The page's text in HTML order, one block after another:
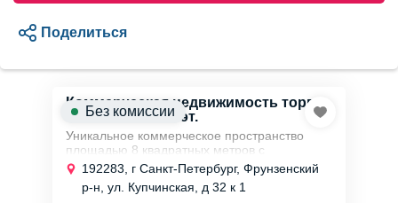
Поделиться
Коммерческая недвижимость торг.
пом., 8 м² м², 1/1 эт.
Уникальное коммерческое пространство
площадью 8 квадратных метров с
электрической мощностью 10 кВт
предлагается в аренду.
Это помещение, расположенное на...
192283, г Санкт-Петербург, Фрунзенский
р-н, ул. Купчинская, д 32 к 1
Без комиссии